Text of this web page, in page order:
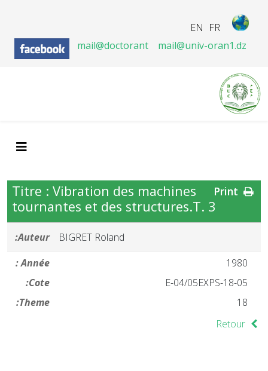
FR
EN
mail@doctorant
mail@univ-oran1.dz
Titre : Vibration des machines
tournantes et des structures.T. 3
Auteur:
BIGRET Roland
Année :
1980
Cote:
18-05-E-04/05EXPS
Theme:
18
Retour